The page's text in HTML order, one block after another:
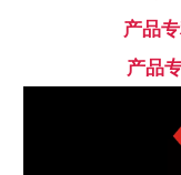
产品
产品